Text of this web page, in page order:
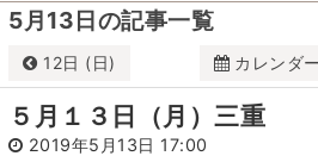
5月13日の記事一覧
12日 (日) カレンダー
2019
日 月 火
５月１３日（月）三重
2019年5月13日 17:00